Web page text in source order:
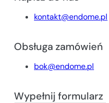
kontakt@endome.pl
Obsługa zamówień
bok@endome.pl
Wypełnij formularz